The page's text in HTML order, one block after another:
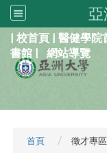
亞
| 校首頁 | 醫健學院
書館 | 網站導覽
首頁 徵才專區